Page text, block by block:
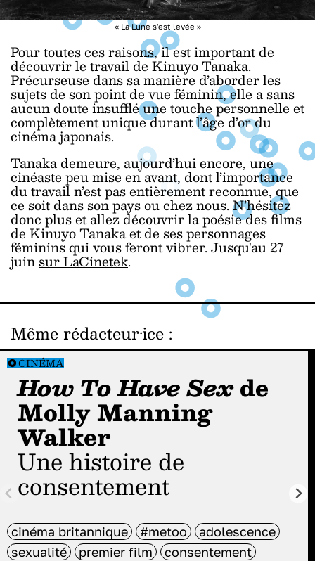
« La Lune s'est levée »
Pour toutes ces raisons, il est important de
découvrir le travail de Kinuyo Tanaka.
Précurseuse dans sa manière d’aborder les
sujets de son point de vue féminin, elle a sans
aucun doute insufflé une touche personnelle et
complètement unique durant l’âge d’or du
cinéma japonais.
Tanaka demeure, aujourd’hui encore, une
cinéaste peu mise en avant, dont l’importance
du travail n’est pas entièrement reconnue, que
ce soit dans son pays ou chez nous. N’hésitez
donc plus et allez découvrir la poésie des films
de Kinuyo Tanaka et de ses personnages
féminins qui vous feront vibrer. Jusqu'au 27
juinsur LaCinetek.
Même rédacteur·ice :
CINÉMA
How To Have Sexde
Molly Manning
Walker
Une histoire de
consentement
cinéma britannique #metoo
adolescence
sexualité
premier film
consentement